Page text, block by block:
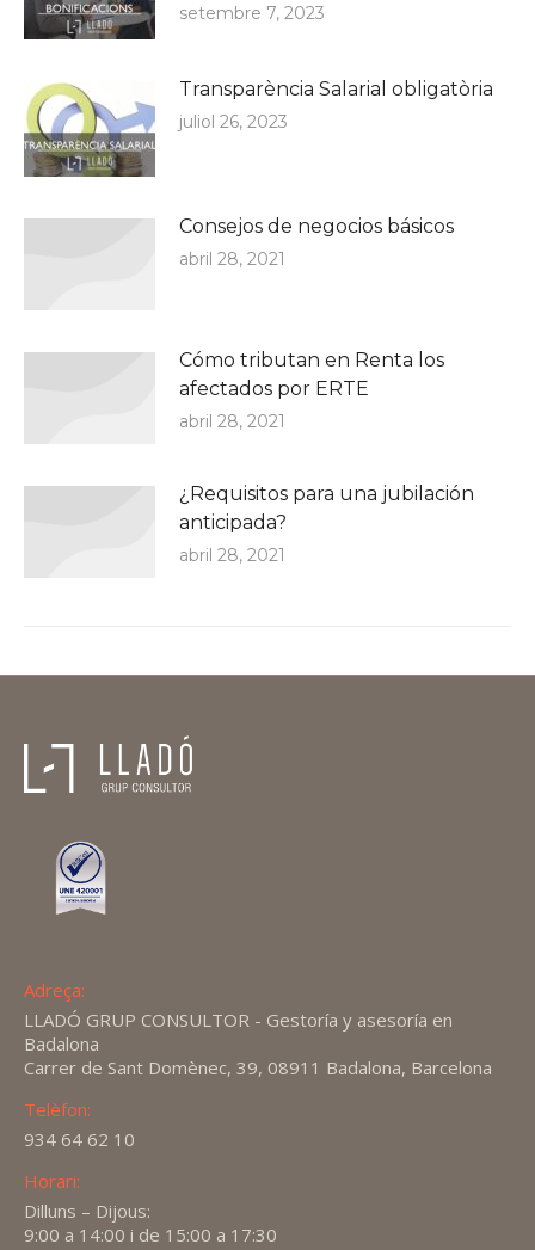
setembre 7, 2023
Transparència Salarial obligatòria
juliol 26, 2023
Consejos de negocios básicos
abril 28, 2021
Cómo tributan en Renta los
afectados por ERTE
abril 28, 2021
¿Requisitos para una jubilación
anticipada?
abril 28, 2021
Adreça:
LLADÓ GRUP CONSULTOR - Gestoría y asesoría en
Badalona
Carrer de Sant Domènec, 39, 08911 Badalona, Barcelona
Telèfon:
934 64 62 10
Horari:
Dilluns – Dijous:
9:00 a 14:00 i de 15:00 a 17:30